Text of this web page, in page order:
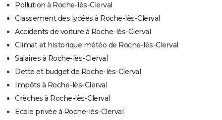
Pollution à Roche-lès-Clerval
Classement des lycées à Roche-lès-Clerval
Accidents de voiture à Roche-lès-Clerval
Climat et historique météo de Roche-lès-Clerval
Salaires à Roche-lès-Clerval
Dette et budget de Roche-lès-Clerval
Impôts à Roche-lès-Clerval
Crèches à Roche-lès-Clerval
Ecole privée à Roche-lès-Clerval